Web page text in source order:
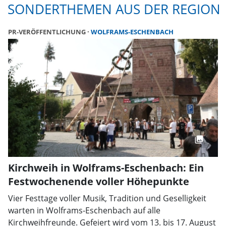
SONDERTHEMEN AUS DER REGION
PR-VERÖFFENTLICHUNG WOLFRAMS-ESCHENBACH
Kirchweih in Wolframs-Eschenbach: Ein
Festwochenende voller Höhepunkte
Vier Festtage voller Musik, Tradition und Geselligkeit
warten in Wolframs-Eschenbach auf alle
Kirchweihfreunde. Gefeiert wird vom 13. bis 17. August